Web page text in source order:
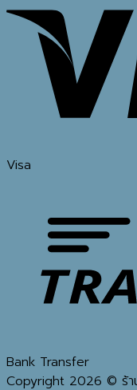
Visa
Bank Transfer
Copyright 2026 © ร้า